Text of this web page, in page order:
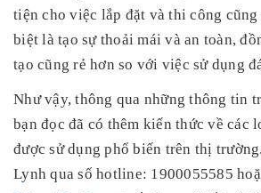
tiện cho việc lắp đặt và thi công
biệt là tạo sự thoải mái và an toàn,
tạo cũng rẻ hơn so với việc sử dụng
Như vậy, thông qua những thông tin
bạn đọc đã có thêm kiến thức về các
được sử dụng phổ biến trên thị
Lynh qua số hotline: 1900055585